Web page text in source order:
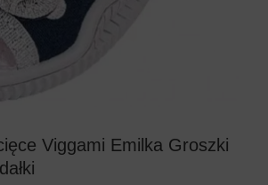
Viggami Emilka Groszki